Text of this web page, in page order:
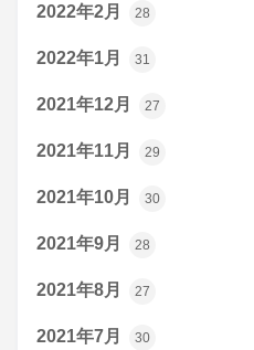
2022年2月 28
2022年1月 31
2021年12月 27
2021年11月 29
2021年10月 30
2021年9月 28
2021年8月 27
2021年7月 30